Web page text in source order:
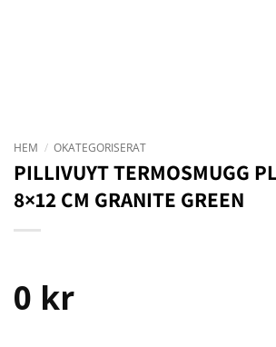
HEM / OKATEGORISERAT
PILLIVUYT TERMOSMUGG
8×12 CM GRANITE GREEN
0 kr